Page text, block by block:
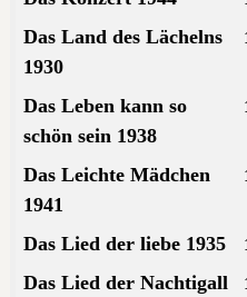
Das Land des Lächelns
1930
Das Leben kann so
schön sein 1938
Das Leichte Mädchen
1941
Das Lied der liebe 1935
Das Lied der Nachtigall